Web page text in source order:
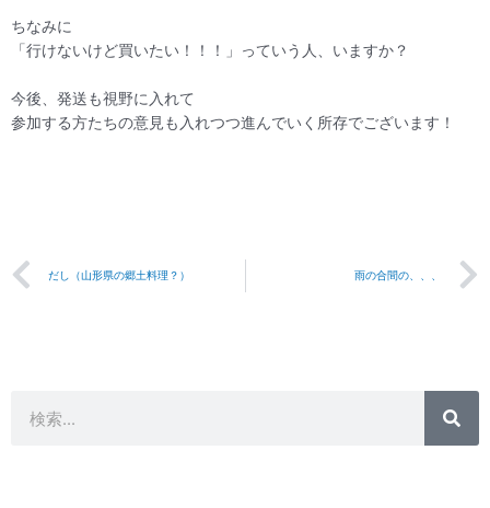
ちなみに
「行けないけど買いたい！！！」っていう人、いますか？
今後、発送も視野に入れて
参加する方たちの意見も入れつつ進んでいく所存でございます！
Prev
だし（山形県の郷土料理？） 雨の合間の、、、